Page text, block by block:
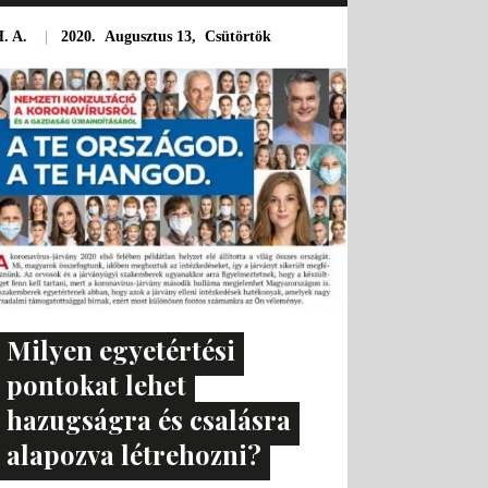
A. |2020. Augusztus 13, Csütörtök
Milyen egyetértési
pontokat lehet
hazugságra és csalásra
alapozva létrehozni?